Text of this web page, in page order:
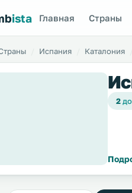
ista Главная Страны
Испания Каталония
2